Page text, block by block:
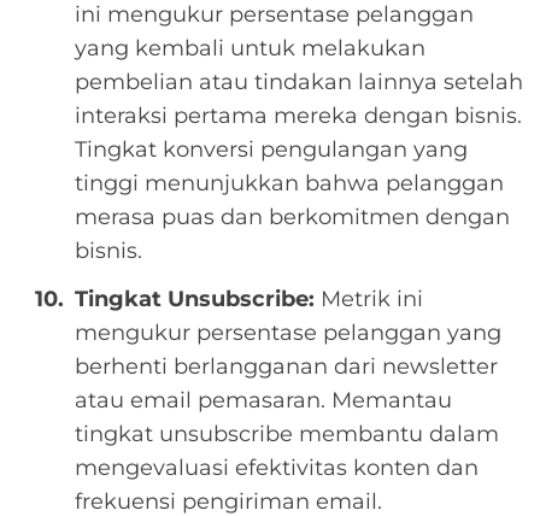
ini mengukur persentase pelanggan
yang kembali untuk melakukan
pembelian atau tindakan lainnya setelah
interaksi pertama mereka dengan bisnis.
Tingkat konversi pengulangan yang
tinggi menunjukkan bahwa pelanggan
merasa puas dan berkomitmen dengan
bisnis.
Tingkat Unsubscribe: Metrik ini
mengukur persentase pelanggan yang
berhenti berlangganan dari newsletter
atau email pemasaran. Memantau
tingkat unsubscribe membantu dalam
mengevaluasi efektivitas konten dan
frekuensi pengiriman email.